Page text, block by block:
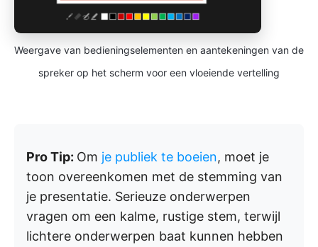
Weergave van bedieningselementen en aantekeningen van de
spreker op het scherm voor een vloeiende vertelling
Pro Tip: Om je publiek te boeien, moet je
toon overeenkomen met de stemming van
je presentatie. Serieuze onderwerpen
vragen om een kalme, rustige stem, terwijl
lichtere onderwerpen baat kunnen hebben